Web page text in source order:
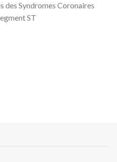
des Syndromes Coronaires
ST